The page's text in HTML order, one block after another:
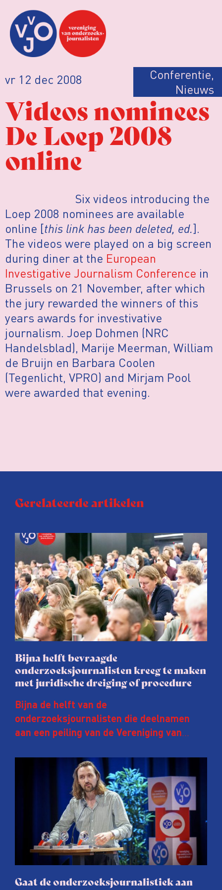
vr 12 dec 2008 Conferentie,
Nieuws
Videos nominees
De Loep 2008
online
Six videos introducing the
Loep 2008 nominees are available
online [this link has been deleted, ed.].
The videos were played on a big screen
during diner at the European
Investigative Journalism Conference in
Brussels on 21 November, after which
the jury rewarded the winners of this
years awards for investivative
journalism. Joep Dohmen (NRC
Handelsblad), Marije Meerman, William
de Bruijn en Barbara Coolen
(Tegenlicht, VPRO) and Mirjam Pool
were awarded that evening.
Gerelateerde artikelen
Bijna helft bevraagde
onderzoeksjournalisten kreeg te maken
met juridische dreiging of procedure
Bijna de helft van de
onderzoeksjournalisten die deelnamen
aan een peiling van de Vereniging van
afgelopen twee jaar te maken met
juridische dreiging of een juridische
procedure rond het eigen werk. Dat kost
journalisten tijd, ook ervaren zij stress en
soms worden publicaties aangepast of
gaat de hele publicatie zelfs niet door.
Gaat de onderzoeksjournalistiek aan